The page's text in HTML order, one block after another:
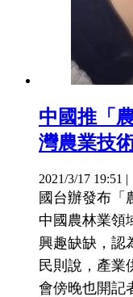
中國推「
灣農業技
2021/3/17 19:51 |
國台辦發布「
中國農林業領
興趣缺缺，認
民則說，產業
會傍晚也開記